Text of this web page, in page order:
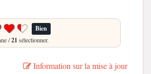
Bien
/21 sélectionner.
Information sur la mise à jour